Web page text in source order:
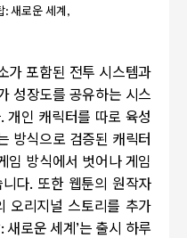
: 새로운 세계,
가 포함된 전투 시스템과
성장도를 공유하는 시스
.개인 캐릭터를 따로 육성
방식으로 검증된 캐릭터
임 방식에서 벗어나 게임
다. 또한 웹툰의 원작자
오리지널 스토리를 추가
:새로운 세계’는 출시 하루